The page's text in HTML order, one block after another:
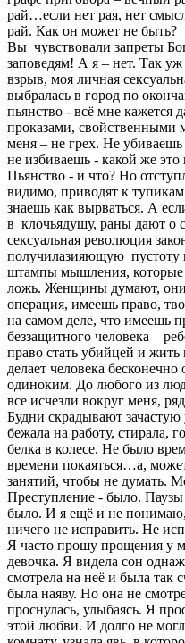
рай…если нет рая, нет
рай. Как он может не быть?
Вы чувствовали запреты
заповедям! А я – нет. Так
взрыв, моя личная
выбралась в город по
пьянство - всё мне кажется
проказами, свойственными
меня – не грех. Не
не избиваешь - какой же это
Пьянство - и что? Но
видимо, приводят к
знаешь как вырваться. А
в клочьядушу, раны дают о
сексуальная революция
получилазияющую пустоту
штампы мышления, которые
ложь. Женщины думают, они
операция, имеешь право,
на самом деле, что имеешь
беззащитного человека –
право стать убийцей и
делает человека
одиноким. До любого из
все исчезли вокруг меня,
Будни скрадывают
бежала на работу, стирала,
белка в колесе. Не было
времени покаяться…а,
занятий, чтобы не думать.
Преступление - было.
было. И я ещё и не
ничего не исправить. Не
Я часто прошу прощения у
девочка. Я видела сон
смотрела на неё и была так
была наяву. Но она не
проснулась, улыбаясь. Я
этой любви. И долго не